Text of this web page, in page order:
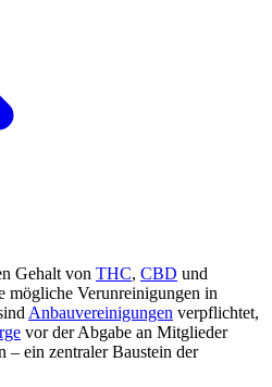
Gehalt von THC, CBD und
mögliche Verunreinigungen in
Anbauvereinigungen verpflichtet,
vor der Abgabe an Mitglieder
– ein zentraler Baustein der